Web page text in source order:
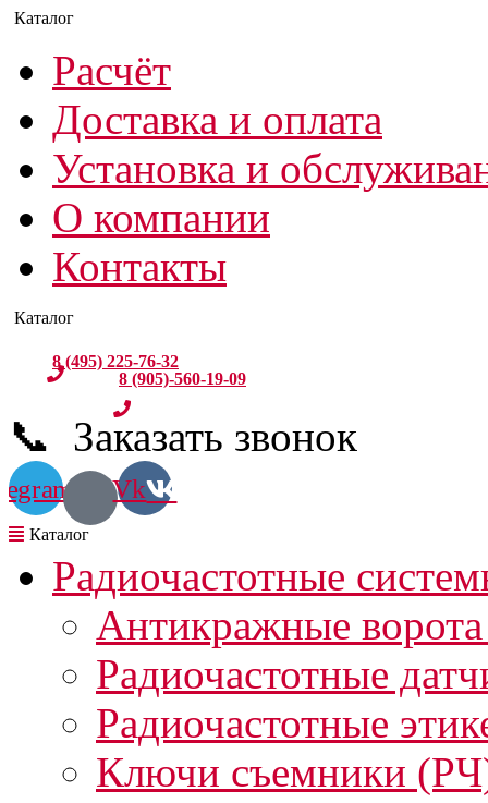
Расчёт
Доставка и оплата
Установка и
О компании
Контакты
8 (495) 225-76-32
8 (905)-560-19-09
📞 Заказать звонок
Vk
Радиочастотные
Антикражные
Радиочастотные
Радиочастотные
Ключи съемники